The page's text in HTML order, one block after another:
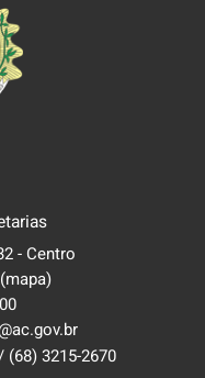
- Centro
(mapa)
(68) 3215-2670